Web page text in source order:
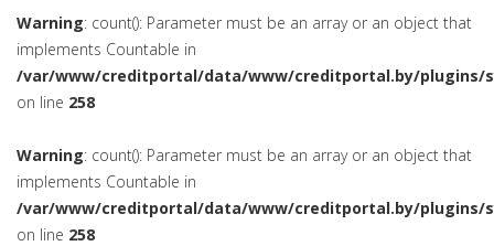
Warning: count(): Parameter must be an array or an object that
implements Countable in
/var/www/creditportal/data/www/creditportal.by/plugins/
on line 258
Warning: count(): Parameter must be an array or an object that
implements Countable in
/var/www/creditportal/data/www/creditportal.by/plugins/
on line 258